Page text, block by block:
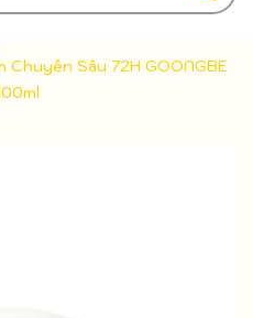
Chuyên Sâu 72H GOONGBE